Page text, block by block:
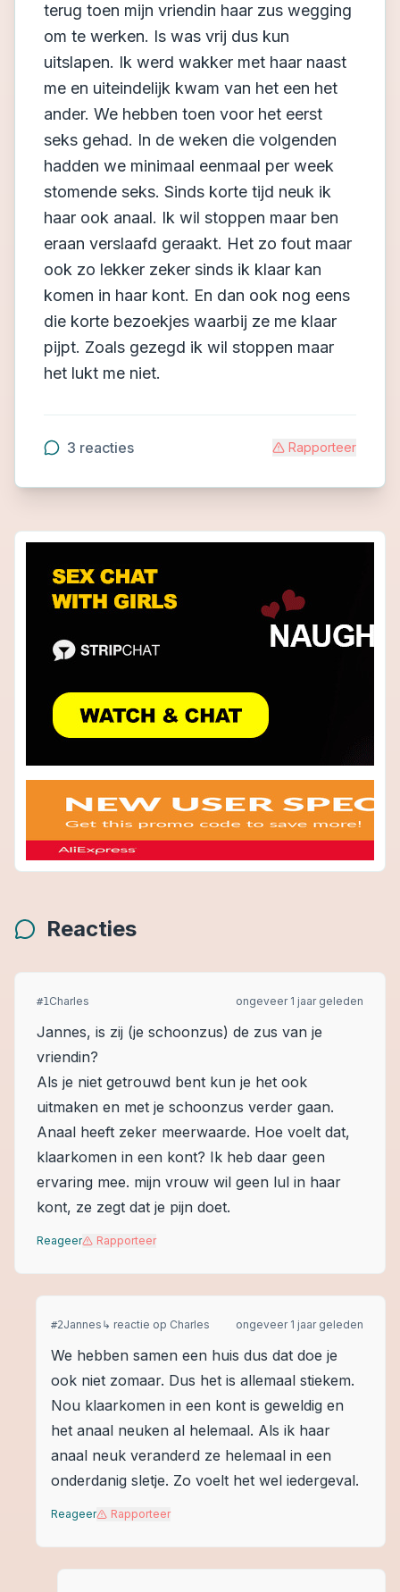
terug toen mijn vriendin haar zus wegging
om te werken. Is was vrij dus kun
uitslapen. Ik werd wakker met haar naast
me en uiteindelijk kwam van het een het
ander. We hebben toen voor het eerst
seks gehad. In de weken die volgenden
hadden we minimaal eenmaal per week
stomende seks. Sinds korte tijd neuk ik
haar ook anaal. Ik wil stoppen maar ben
eraan verslaafd geraakt. Het zo fout maar
ook zo lekker zeker sinds ik klaar kan
komen in haar kont. En dan ook nog eens
die korte bezoekjes waarbij ze me klaar
pijpt. Zoals gezegd ik wil stoppen maar
het lukt me niet.
3 reacties Rapporteer
Reacties
#1Charles ongeveer 1 jaar geleden
Jannes, is zij (je schoonzus) de zus van je
vriendin?
Als je niet getrouwd bent kun je het ook
uitmaken en met je schoonzus verder gaan.
Anaal heeft zeker meerwaarde. Hoe voelt dat,
klaarkomen in een kont? Ik heb daar geen
ervaring mee. mijn vrouw wil geen lul in haar
kont, ze zegt dat je pijn doet.
Reageer Rapporteer
#2Jannes ↳ reactie op Charles ongeveer 1 jaar geleden
We hebben samen een huis dus dat doe je
ook niet zomaar. Dus het is allemaal stiekem.
Nou klaarkomen in een kont is geweldig en
het anaal neuken al helemaal. Als ik haar
anaal neuk veranderd ze helemaal in een
onderdanig sletje. Zo voelt het wel iedergeval.
Reageer Rapporteer